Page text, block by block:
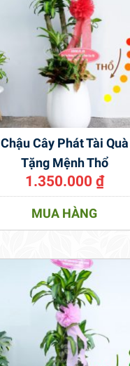
Chậu Cây Phát Tài Quà
Tặng Mệnh Thổ
1.350.000 ₫
MUA HÀNG